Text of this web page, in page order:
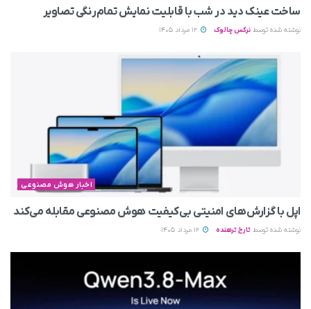
ساخت عینک دید در شب با قابلیت نمایش تمام‌رنگی تصاویر
نوشته شده توسط نرگس چالوک
اخبار هوش مصنوعی
اپل با گزارش‌های امنیتی بی‌کیفیت هوش مصنوعی مقابله می‌کند
نوشته شده توسط تارخ ترهنده